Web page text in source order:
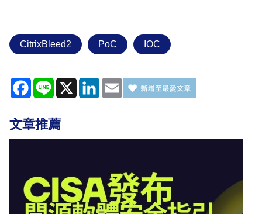
CitrixBleed2 PoC IOC
Facebook
Line X LinkedIn
Email
文章推薦